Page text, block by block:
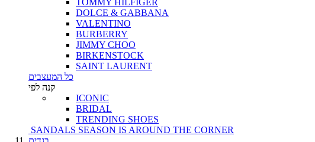
DOLCE & GABBANA
VALENTINO
BURBERRY
JIMMY CHOO
BIRKENSTOCK
SAINT LAURENT
כל המעצבים
קנה לפי
ICONIC
BRIDAL
TRENDING SHOES
SANDALS SEASON IS AROUND THE CORNER